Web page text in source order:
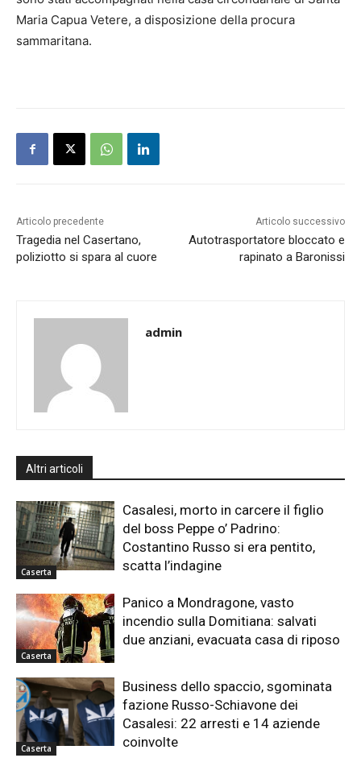
Maria Capua Vetere, a disposizione della procura
sammaritana.
Articolo precedente
Tragedia nel Casertano,
poliziotto si spara al cuore
Articolo successivo
Autotrasportatore bloccato e
rapinato a Baronissi
admin
Altri articoli
Caserta
Casalesi, morto in carcere il figlio
del boss Peppe o’ Padrino:
Costantino Russo si era pentito,
scatta l’indagine
Caserta
Panico a Mondragone, vasto
incendio sulla Domitiana: salvati
due anziani, evacuata casa di riposo
Caserta
Business dello spaccio, sgominata
fazione Russo-Schiavone dei
Casalesi: 22 arresti e 14 aziende
coinvolte